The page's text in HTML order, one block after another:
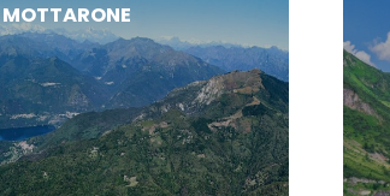
MOTTARONE